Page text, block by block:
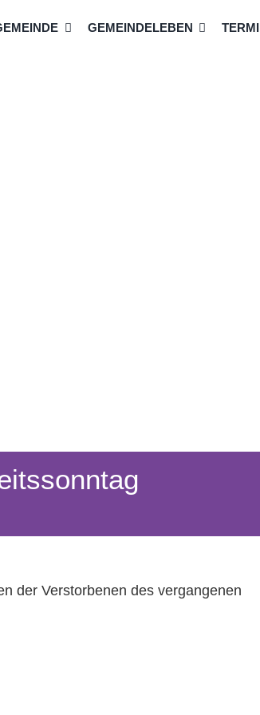
GEMEINDELEBEN
der Verstorbenen des vergangenen